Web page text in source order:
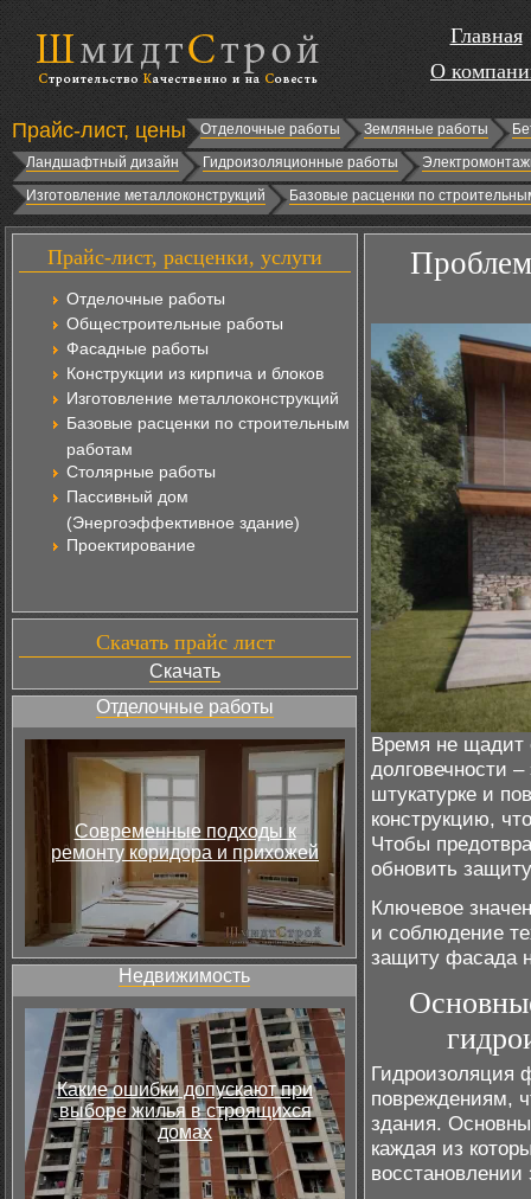
Главная
О
Прайс-лист, цены Отделочные работы Земляные работы
Ландшафтный дизайн
Гидроизоляционные работы
Изготовление металлоконструкций
Базовые расценки по
Прайс-лист, расценки, услуги
Отделочные работы
Общестроительные работы
Фасадные работы
Конструкции из кирпича и блоков
Изготовление металлоконструкций
Базовые расценки по строительным
работам
Столярные работы
Пассивный дом
(Энергоэффективное здание)
Проектирование
Скачать прайс лист
Скачать
Отделочные работы
Современные подходы к
ремонту коридора и прихожей
Недвижимость
Какие ошибки допускают при
выборе жилья в строящихся
домах
Время не щадит
долговечности
штукатурке и
конструкцию,
Чтобы
обновить
Ключевое
и соблюдение
защиту фасада
Гидроизоляция
повреждениям,
здания.
каждая из